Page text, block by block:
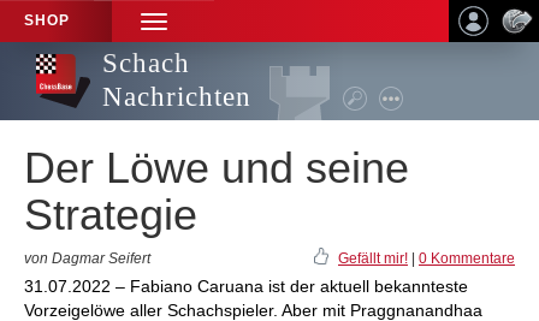
SHOP
TOGGLE
NAVIGATION
Schach
Nachrichten
Der Löwe und seine
Strategie
von Dagmar Seifert Gefällt mir! 0 Kommentare
31.07.2022 – Fabiano Caruana ist der aktuell bekannteste
Vorzeigelöwe aller Schachspieler. Aber mit Praggna­nandhaa